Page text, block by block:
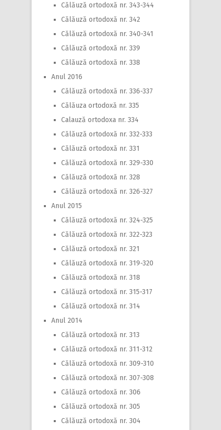
Călăuză ortodoxă nr. 343-344
Călăuză ortodoxă nr. 342
Călăuză ortodoxă nr. 340-341
Călăuză ortodoxă nr. 339
Călăuză ortodoxă nr. 338
Anul 2016
Călăuză ortodoxă nr. 336-337
Călăuza ortodoxă nr. 335
Calauză ortodoxa nr. 334
Călăuză ortodoxă nr. 332-333
Călăuză ortodoxă nr. 331
Călăuză ortodoxă nr. 329-330
Călăuză ortodoxă nr. 328
Călăuză ortodoxă nr. 326-327
Anul 2015
Călăuză ortodoxă nr. 324-325
Călăuză ortodoxă nr. 322-323
Călăuză ortodoxă nr. 321
Călăuză ortodoxă nr. 319-320
Călăuză ortodoxă nr. 318
Călăuză ortodoxă nr. 315-317
Călăuză ortodoxă nr. 314
Anul 2014
Călăuză ortodoxă nr. 313
Călăuză ortodoxă nr. 311-312
Călăuză ortodoxă nr. 309-310
Călăuză ortodoxă nr. 307-308
Călăuză ortodoxă nr. 306
Călăuză ortodoxă nr. 305
Călăuză ortodoxă nr. 304